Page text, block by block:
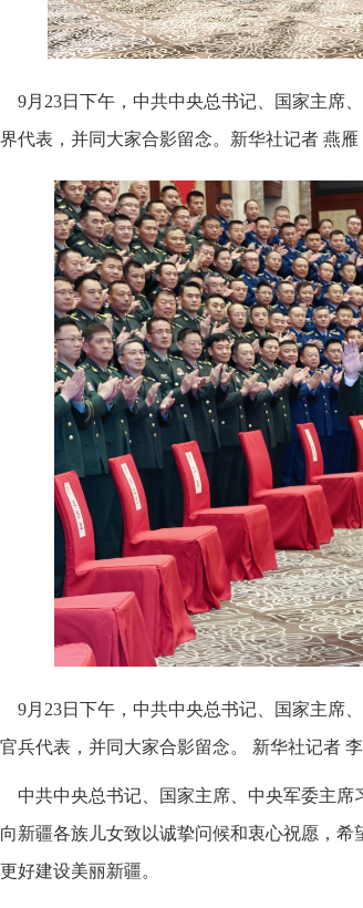
9月23日下午，中共中央总书记、国家主席
代表，并同大家合影留念。新华社记者 燕雁
9月23日下午，中共中央总书记、国家主席
兵代表，并同大家合影留念。 新华社记者
中共中央总书记、国家主席、中央军委主
新疆各族儿女致以诚挚问候和衷心祝愿，
好建设美丽新疆。